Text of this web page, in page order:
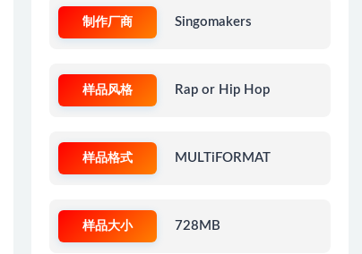
制作厂商 Singomakers
样品风格 Rap or Hip Hop
样品格式 MULTiFORMAT
样品大小 728MB